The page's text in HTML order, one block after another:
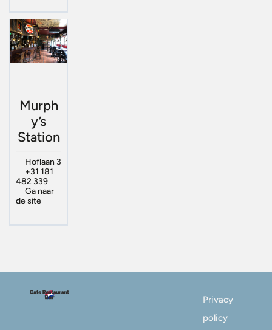
Murph
y’s
Station
Hoflaan 3
+31 181
482 339
Ga naar
de site
Privacy
policy